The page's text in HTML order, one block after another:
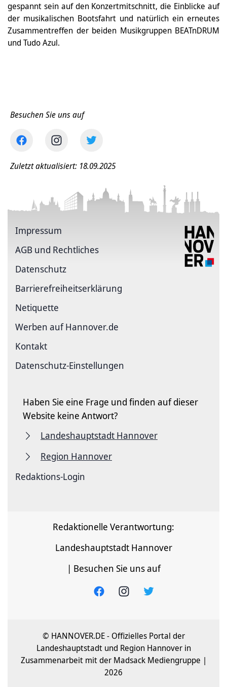
gespannt sein auf den Konzertmitschnitt, die Einblicke auf
der musikalischen Bootsfahrt und natürlich ein erneutes
Zusammentreffen der beiden Musikgruppen BEATnDRUM
und Tudo Azul.
Besuchen Sie uns auf
Zuletzt aktualisiert: 18.09.2025
Impressum
AGB und Rechtliches
Datenschutz
Barriere­freiheits­erklärung
Netiquette
Werben auf Hannover.de
Kontakt
Datenschutz-Einstellungen
Haben Sie eine Frage und finden auf dieser
Website keine Antwort?
Landeshauptstadt Hannover
Region Hannover
Redaktions-Login
Redaktionelle Verantwortung:
Landeshauptstadt Hannover
| Besuchen Sie uns auf
© HANNOVER.DE - Offizielles Portal der
Landeshauptstadt und Region Hannover in
Zusammenarbeit mit der Madsack Mediengruppe |
2026